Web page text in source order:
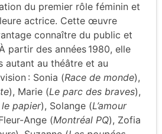
du premier rôle féminin et
actrice. Cette œuvre
connaître du public et
partir des années 1980, elle
autant au théâtre et au
: Sonia (Race de monde),
), Marie (Le parc des braves),
le papier), Solange (L’amour
Ange (Montréal PQ), Zofia